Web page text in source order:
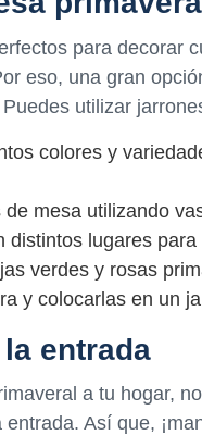
para decorar
eso, una gran
utilizar
colores y
mesa utilizando
distintos lugares
verdes y rosas
y colocarlas en un
entrada
a tu hogar,
Así que,